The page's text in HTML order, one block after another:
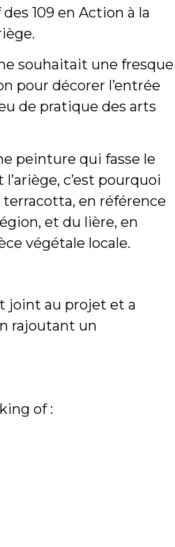
109 en Action à la
souhaitait une fresque
pour décorer l’entrée
de pratique des arts
peinture qui fasse le
c’est pourquoi
en référence
et du lière, en
végétale locale.
joint au projet et a
rajoutant un
of :